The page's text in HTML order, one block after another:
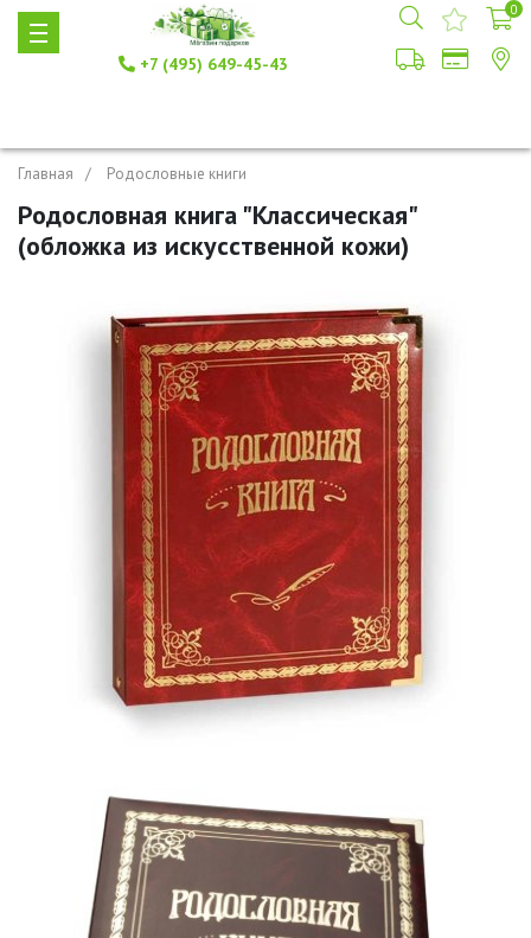
+7 (495) 649-45-43
0
Главная Родословные книги
Родословная книга "Классическая"
(обложка из искусственной кожи)